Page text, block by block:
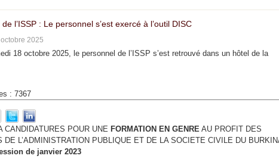
l’ISSP : Le personnel s’est exercé à l’outil DISC
2025
18 octobre 2025, le personnel de l’ISSP s’est retrouvé dans un hôtel de la
: 7367
CANDIDATURES POUR UNE FORMATION EN GENRE AU PROFIT DES
DE L’ADMINISTRATION PUBLIQUE ET DE LA SOCIETE CIVILE DU
de janvier 2023